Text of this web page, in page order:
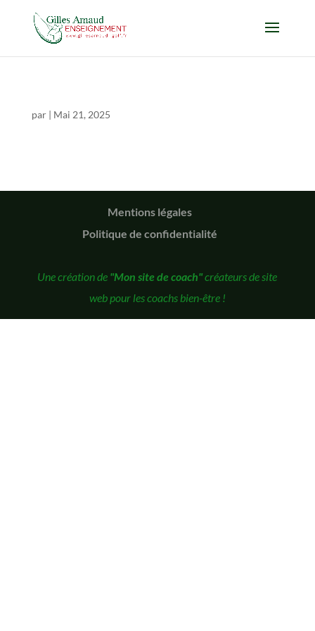
par | Mai 21, 2025
Mentions légales
Politique de confidentialité
Une création de "Mon site de coach"créateurs de site
web pour les coachs bien-être !